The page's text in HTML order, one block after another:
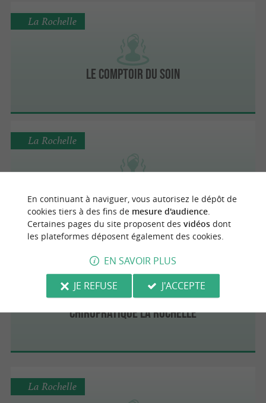
Le Comptoir du Soin
La Rochelle
Maison Caju
La Rochelle
Chiropratique La Rochelle
La Rochelle
En continuant à naviguer, vous autorisez le dépôt de
cookies tiers à des fins de mesure d'audience.
Certaines pages du site proposent des vidéosdont
les plateformes déposent également des cookies.
EN SAVOIR PLUS
JE REFUSE
J'ACCEPTE